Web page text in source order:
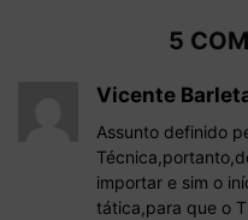
5
Vicente
Assunto definido
importar e sim o
tática,para que o